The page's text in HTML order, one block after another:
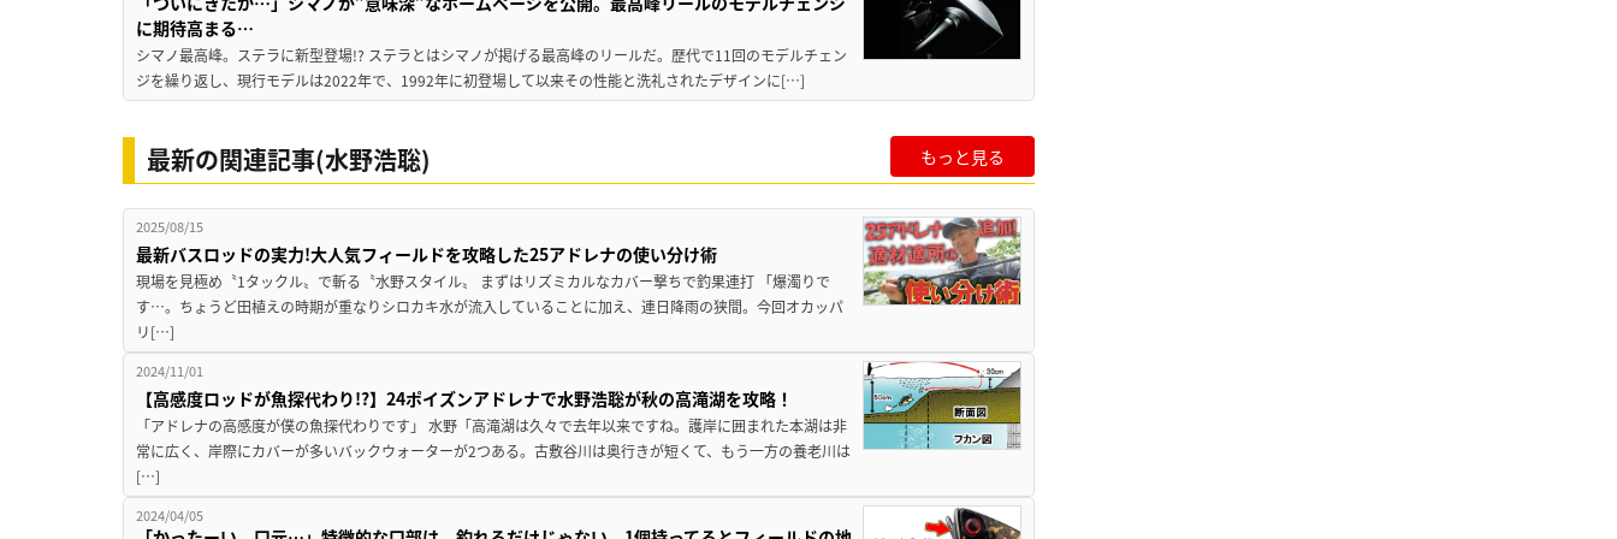
に期待高まる…
シマノ最高峰。ステラに新型登場!? ステラとはシマノが掲げる最高峰のリールだ。歴代で11回のモデルチェン
ジを繰り返し、現行モデルは2022年で、1992年に初登場して以来その性能と洗礼されたデザインに[…]
最新の関連記事(水野浩聡) もっと見る
2025/08/15
最新バスロッドの実力!大人気フィールドを攻略した25アドレナの使い分け術
現場を見極め〝1タックル〟で斬る〝水野スタイル〟 まずはリズミカルなカバー撃ちで釣果連打 「爆濁りで
す…。ちょうど田植えの時期が重なりシロカキ水が流入していることに加え、連日降雨の狭間。今回オカッパ
リ[…]
2024/11/01
【高感度ロッドが魚探代わり!?】24ポイズンアドレナで水野浩聡が秋の高滝湖を攻略！
「アドレナの高感度が僕の魚探代わりです」 水野「高滝湖は久々で去年以来ですね。護岸に囲まれた本湖は非
常に広く、岸際にカバーが多いバックウォーターが2つある。古敷谷川は奥行きが短くて、もう一方の養老川は
[…]
2024/04/05